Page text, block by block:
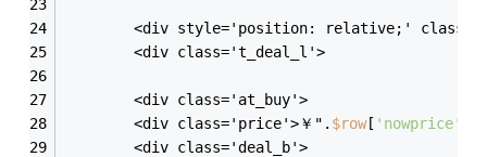
<div style='position: relative;'
		<div class='t_deal_l'>
		<div class='at_buy'>
		<div class='price'>￥".
$row[ 'nowprice'
		<div class='deal_b'>